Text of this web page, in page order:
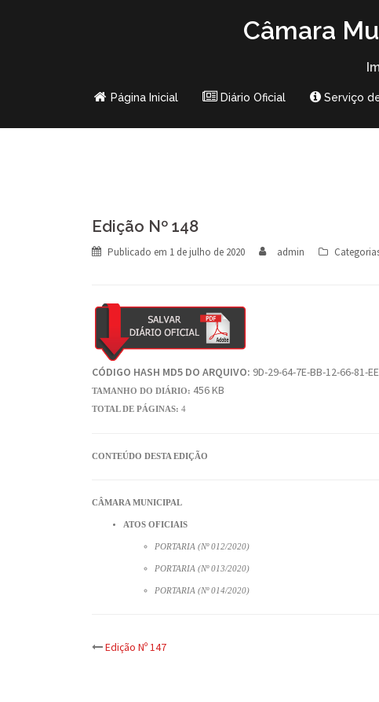
Câmara
Página Inicial Diário Oficial Serviço
Edição Nº 148
Publicado em 1 de julho de 2020 admin
CÓDIGO HASH MD5 DO ARQUIVO: 9D-29-64-7E-BB-12-66-81-
TAMANHO DO DIÁRIO: 456 KB
TOTAL DE PÁGINAS: 4
CONTEÚDO DESTA EDIÇÃO
CÂMARA MUNICIPAL
ATOS OFICIAIS
PORTARIA (Nº 012/2020)
PORTARIA (Nº 013/2020)
PORTARIA (Nº 014/2020)
Post
Edição Nº 147